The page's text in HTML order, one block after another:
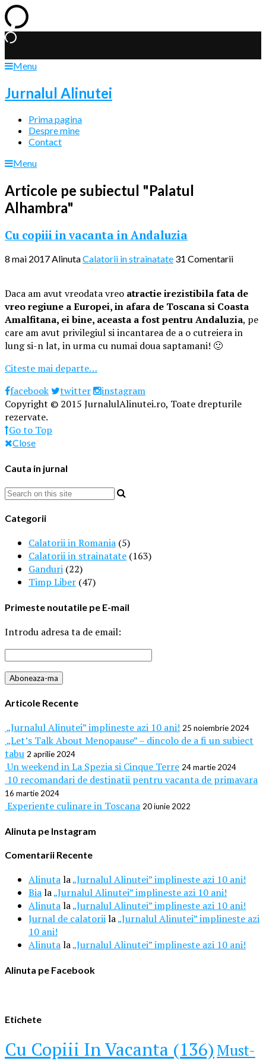
Menu
Jurnalul Alinutei
Prima pagina
Despre mine
Contact
Menu
Articole pe subiectul "Palatul
Alhambra"
Cu copiii in vacanta in Andaluzia
8 mai 2017AlinutaCalatorii in strainatate 31 Comentarii
Daca am avut vreodata vreo atractie irezistibila fata de
vreo regiune a Europei, in afara de Toscana si Coasta
Amalfitana, ei bine, aceasta a fost pentru Andaluzia, pe
care am avut privilegiul si incantarea de a o cutreiera in
lung si-n lat, in urma cu numai doua saptamani! 🙂
Citeste mai departe…
facebook
twitter
instagram
Copyright © 2015 JurnalulAlinutei.ro, Toate drepturile
rezervate.
Go to Top
Close
Cauta in jurnal
Categorii
Calatorii in Romania (5)
Calatorii in strainatate (163)
Ganduri (22)
Timp Liber (47)
Primeste noutatile pe E-mail
Introdu adresa ta de email:
Articole Recente
„Jurnalul Alinutei” implineste azi 10 ani! 25 noiembrie 2024
„Let’s Talk About Menopause” – dincolo de a fi un subiect
tabu 2 aprilie 2024
Un weekend in La Spezia si Cinque Terre 24 martie 2024
10 recomandari de destinatii pentru vacanta de primavara
16 martie 2024
Experiente culinare in Toscana 20 iunie 2022
Alinuta pe Instagram
Comentarii Recente
Alinutala„Jurnalul Alinutei” implineste azi 10 ani!
Biala„Jurnalul Alinutei” implineste azi 10 ani!
Alinutala„Jurnalul Alinutei” implineste azi 10 ani!
Jurnal de calatoriila„Jurnalul Alinutei” implineste azi
10 ani!
Alinutala„Jurnalul Alinutei” implineste azi 10 ani!
Alinuta pe Facebook
Etichete
Cu Copiii In Vacanta (136)Must-